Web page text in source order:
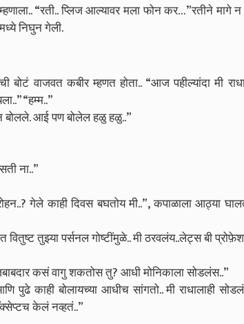
“रती.. प्लिज आल्यावर मला फोन कर…”रतीने मागे
निघुन गेली.
बोटं वाजवत कबीर म्हणत होता.. “आज पहील्यांदा मी
“हम्म..”
बोलले. आई पण बोलेल हळु हळु..”
ना..”
गेले काही दिवस बघतोय मी..”, कपाळाला आठ्या
तुझ्या पर्सनल गोष्टींमुळे.. मी ठरवलंय..लेट्स बी
कसं वागु शकतोस तु? आधी मोनिकाला सोडलंस..”
पुढे काही बोलायच्या आधीच सांगतो.. मी राधालाही
केलं नव्हतं..”